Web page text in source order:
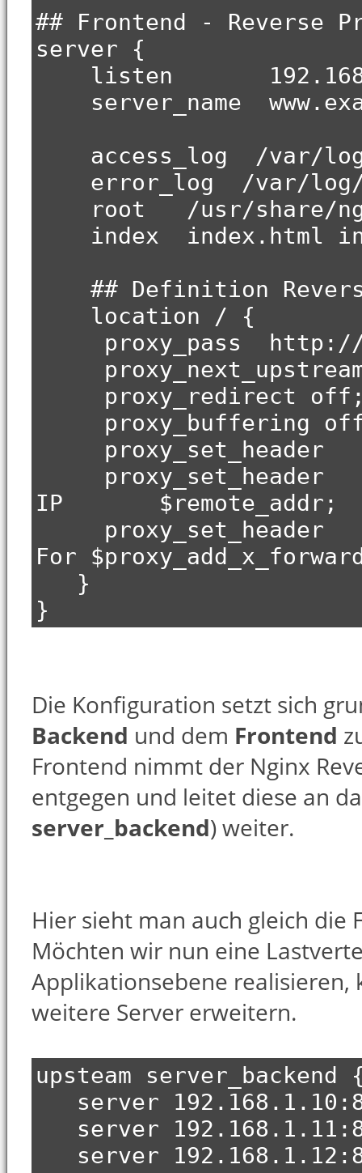
## Frontend - Reverse
server {
listen
server_name
access_log /var/log/
error_log /var/log/
root /usr/share/
index index.html
## Definition
location / {
proxy_pass http://
proxy_next_upstream
proxy_redirect
proxy_buffering
IP $remote_addr;
For
}
}
Die Konfiguration setzt sich
Backend und dem Frontend
Frontend nimmt der Nginx
entgegen und leitet diese an
server_backend) weiter.
Hier sieht man auch gleich die
Möchten wir nun eine
Applikationsebene realisieren,
weitere Server erweitern.
upsteam server_backend
server
server
server